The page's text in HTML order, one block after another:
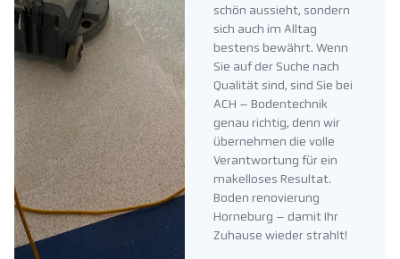
schön aussieht, sondern
sich auch im Alltag
bestens bewährt. Wenn
Sie auf der Suche nach
Qualität sind, sind Sie bei
ACH – Bodentechnik
genau richtig, denn wir
übernehmen die volle
Verantwortung für ein
makelloses Resultat.
Boden renovierung
Horneburg – damit Ihr
Zuhause wieder strahlt!